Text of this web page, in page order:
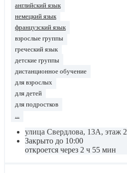
английский язык
немецкий язык
французский язык
взрослые группы
греческий язык
детские группы
дистанционное обучение
для взрослых
для детей
для подростков
улица Свердлова, 13А, этаж 2
Закрыто до 10:00
откроется через 2 ч 55 мин